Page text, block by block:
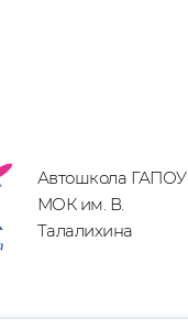
Автошкола ГАПОУ
МОК им. В.
Талалихина